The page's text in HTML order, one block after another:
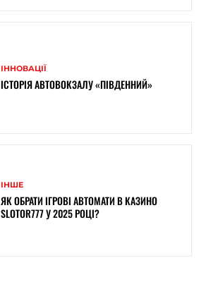
ІННОВАЦІЇ
ІСТОРІЯ АВТОВОКЗАЛУ «ПІВДЕННИЙ»
ІНШЕ
ЯК ОБРАТИ ІГРОВІ АВТОМАТИ В КАЗИНО
SLOTOR777 У 2025 РОЦІ?